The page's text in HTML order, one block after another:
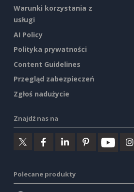
Warunki korzystania z
usługi
AI Policy
Polityka prywatności
Content Guidelines
Przegląd zabezpieczeń
Zgłoś nadużycie
Znajdź nas na
Polecane produkty